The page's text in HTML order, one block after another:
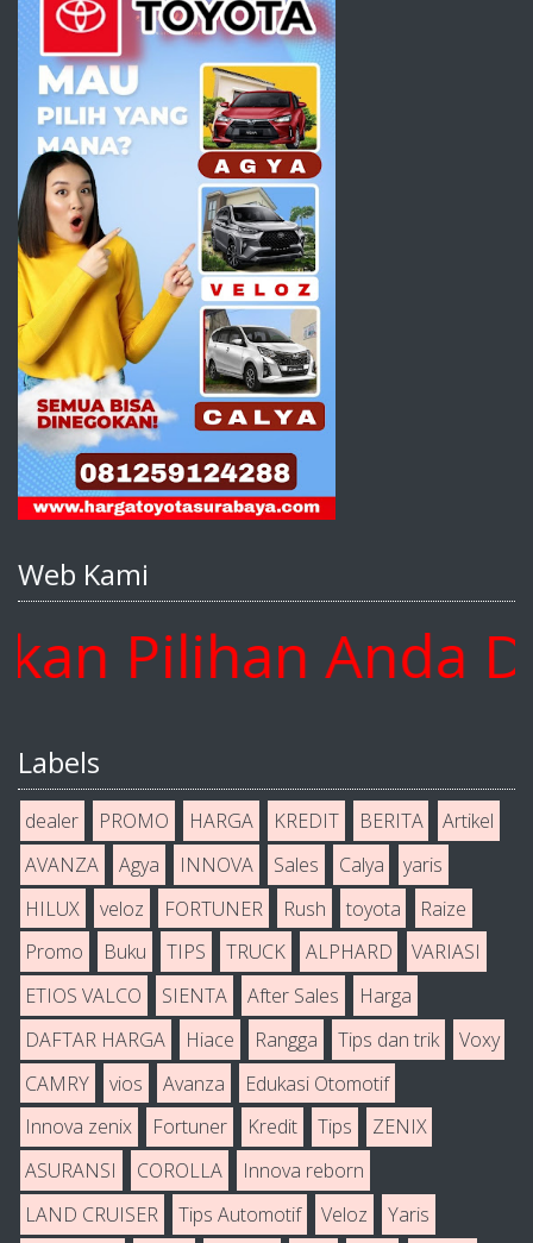
Web Kami
Pilihan Anda
Labels
dealer PROMO HARGA KREDIT BERITA
Artikel
AVANZA
Agya INNOVA Sales Calya
yaris
HILUX
veloz FORTUNER Rush toyota
Raize
Promo
Buku TIPS TRUCK ALPHARD
VARIASI
ETIOS VALCO
SIENTA After Sales
Harga
DAFTAR HARGA
Hiace Rangga Tips dan trik
Voxy
CAMRY
vios Avanza
Edukasi Otomotif
Innova zenix
Fortuner Kredit Tips
ZENIX
ASURANSI
COROLLA
Innova reborn
LAND CRUISER
Tips Automotif Veloz
Yaris